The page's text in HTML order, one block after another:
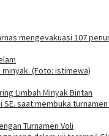
Limbah Minyak Bintan
Turnamen Voli